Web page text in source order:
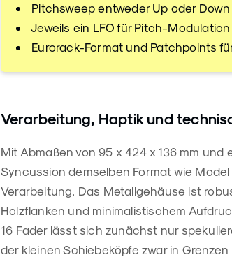
Pitchsweep entweder Up oder
Jeweils ein LFO für Pitch-
Eurorack-Format und Patchpoints
Verarbeitung, Haptik und
Mit Abmaßen von 95 x 424 x 136 mm
Syncussion demselben Format wie
Verarbeitung. Das Metallgehäuse ist
Holzflanken und minimalistischem
16 Fader lässt sich zunächst nur
der kleinen Schiebeköpfe zwar in